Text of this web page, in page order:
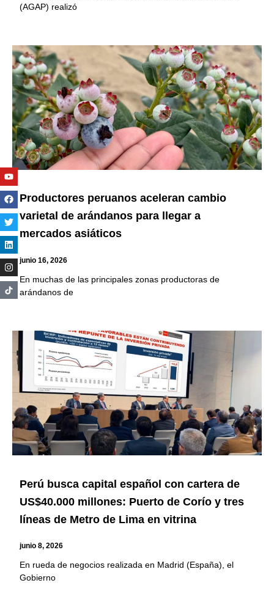
(AGAP) realizó
Productores peruanos aceleran cambio
varietal de arándanos para llegar a
mercados asiáticos
junio 16, 2026
En muchas de las principales zonas productoras de
arándanos de
Perú busca capital español con cartera de
US$40.000 millones: Puerto de Corío y tres
líneas de Metro de Lima en vitrina
junio 8, 2026
En rueda de negocios realizada en Madrid (España), el
Gobierno
Youtube
Facebook
Twitter
Linkedin
Instagram